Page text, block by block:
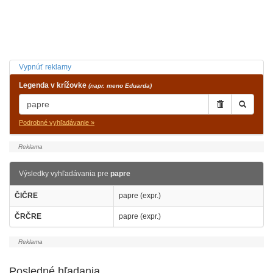
Vypnúť reklamy
Legenda v krížovke (napr. meno Eduarda)
Podrobné vyhľadávanie »
Výsledky vyhľadávania pre papre
ČIČRE papre (expr.)
ČRČRE papre (expr.)